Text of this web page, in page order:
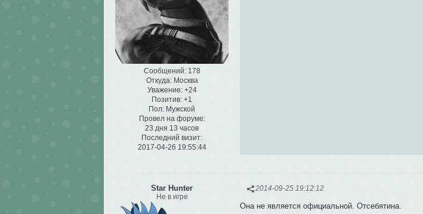
Сообщений:178
Откуда:Москва
Уважение: +24
Позитив: +1
Пол: Мужской
Провел на форуме:
23 дня 13 часов
Последний визит:
2017-04-26 19:55:44
2014-09-25 19:12:12
Star Hunter
Не в игре
Она не является официальной. Отсебятина.